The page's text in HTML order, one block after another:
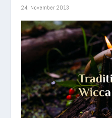
24. November 2013